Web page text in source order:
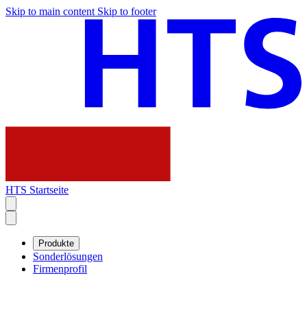
Skip to main content Skip to footer
HTS Startseite
Produkte
Sonderlösungen
Firmenprofil